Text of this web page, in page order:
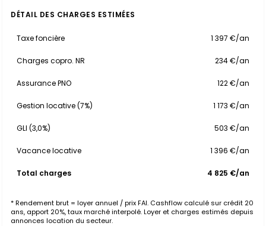
DÉTAIL DES CHARGES ESTIMÉES
Taxe foncière 1 397 €/an
Charges copro. NR 234 €/an
Assurance PNO 122 €/an
Gestion locative (7%) 1 173 €/an
GLI (3,0%) 503 €/an
Vacance locative 1 396 €/an
Total charges 4 825 €/an
* Rendement brut = loyer annuel / prix FAI. Cashflow calculé sur crédit 20
ans, apport 20%, taux marché interpolé. Loyer et charges estimés depuis
annonces location du secteur.